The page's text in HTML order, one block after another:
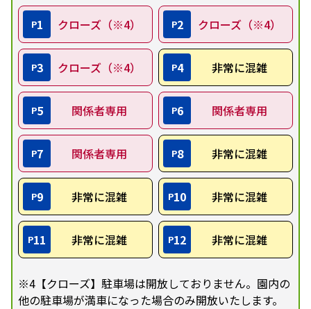
P1 クローズ（※4） P2 クローズ（※4）
P3 クローズ（※4） P4 非常に混雑
P5 関係者専用 P6 関係者専用
P7 関係者専用 P8 非常に混雑
P9 非常に混雑 P10 非常に混雑
P11 非常に混雑 P12 非常に混雑
※4【クローズ】駐車場は開放しておりません。園内の
他の駐車場が満車になった場合のみ開放いたします。